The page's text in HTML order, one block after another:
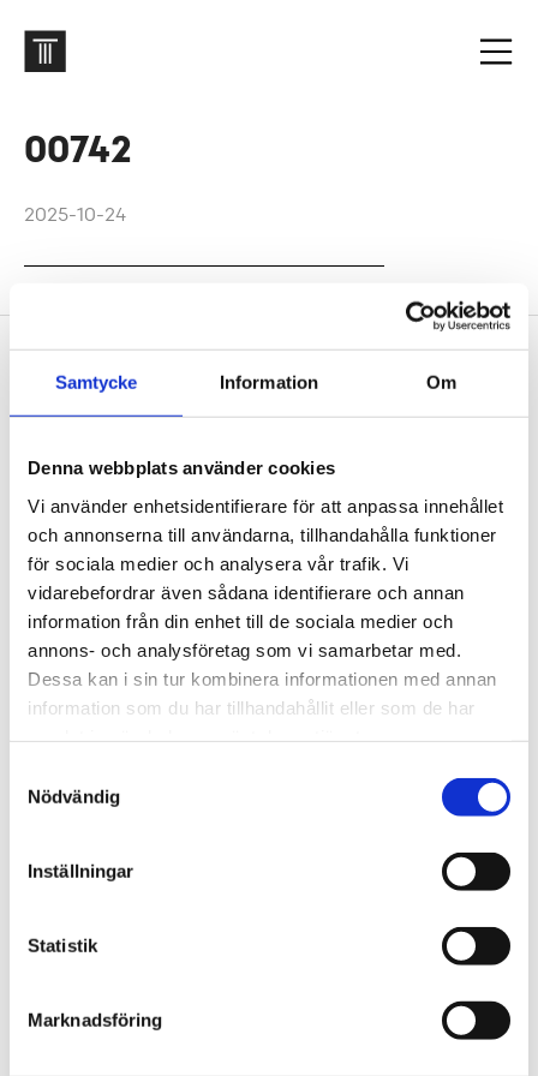
Samtycke Information Om
Denna webbplats använder cookies
Vi använder enhetsidentifierare för att anpassa innehållet
och annonserna till användarna, tillhandahålla funktioner
för sociala medier och analysera vår trafik. Vi
vidarebefordrar även sådana identifierare och annan
information från din enhet till de sociala medier och
annons- och analysföretag som vi samarbetar med.
Dessa kan i sin tur kombinera informationen med annan
information som du har tillhandahållit eller som de har
Nödvändig
Inställningar
Statistik
Marknadsföring
00742
2025-10-24
Footer
Contact us
Welcome to Tengbom! Whatever your question or
We are Tengbom
We create sustainable and beautiful architecture
that strenghtens our clients as well as our society.
Work with us
Through our ecosystem of services, we can create
you?
Contact